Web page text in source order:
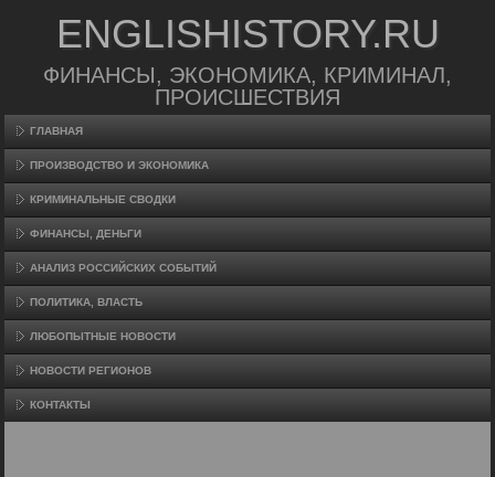
ENGLISHISTORY.RU
ФИНАНСЫ, ЭКОНОМИКА, КРИМИНАЛ,
ПРОИСШЕСТВИЯ
ГЛАВНАЯ
ПРОИЗВΟДСТВО И ЭКОНОМИКА
КРИМИНАЛЬНЫЕ СВОДКИ
ФИНАНСЫ, ДЕНЬГИ
АНАЛИЗ РОССИЙСКИХ СОБЫТИЙ
ПОЛИТИКА, ВЛАСТЬ
ЛЮБОПЫТНЫЕ НОВОСТИ
НОВОСТИ РЕГИОНОВ
КОНТАКТЫ